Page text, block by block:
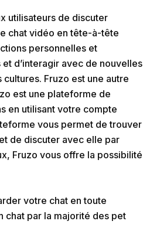
utilisateurs de discuter
chat vidéo en tête-à-tête
personnelles et
d’interagir avec de nouvelles
Fruzo est une autre
est une plateforme de
en utilisant votre compte
vous permet de trouver
de discuter avec elle par
Fruzo vous offre la possibilité
votre chat en toute
chat par la majorité des pet